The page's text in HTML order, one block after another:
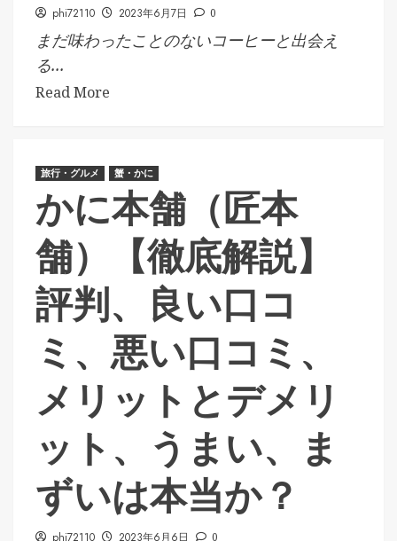
phi72110 2023年6月7日 0
まだ味わったことのないコーヒーと出会え
る...
Read More
旅行・グルメ 蟹・かに
かに本舗（匠本
舗）【徹底解説】
評判、良い口コ
ミ、悪い口コミ、
メリットとデメリ
ット、うまい、ま
ずいは本当か？
phi72110 2023年6月6日 0